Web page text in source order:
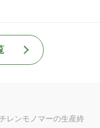
レンモノマーの生産終